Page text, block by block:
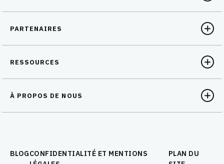
PARTENAIRES
RESSOURCES
À PROPOS DE NOUS
BLOGCONFIDENTIALITÉ ET MENTIONS
PLAN DU